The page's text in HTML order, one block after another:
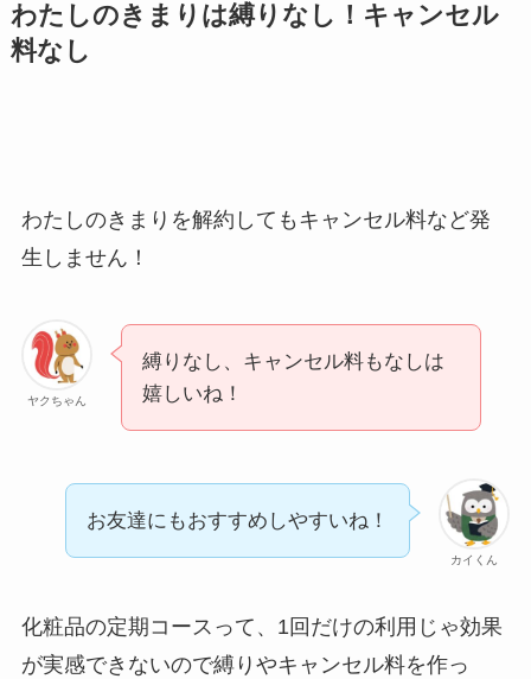
ミュゼプラチナムの
とめ！最短手続きや
ユンス美容液の解約
まとめ！電話が繋が
Sivorune(シボルネ)
なぜ解約できない？
ニューZの解約まと
わたしのきまりは縛りなし！キャンセル
料なし
わたしのきまりを解約してもキャンセル料など発
生しません！
ヤクちゃん
縛りなし、キャンセル料もなしは
嬉しいね！
カイくん
お友達にもおすすめしやすいね！
化粧品の定期コースって、1回だけの利用じゃ効果
が実感できないので縛りやキャンセル料を作っ